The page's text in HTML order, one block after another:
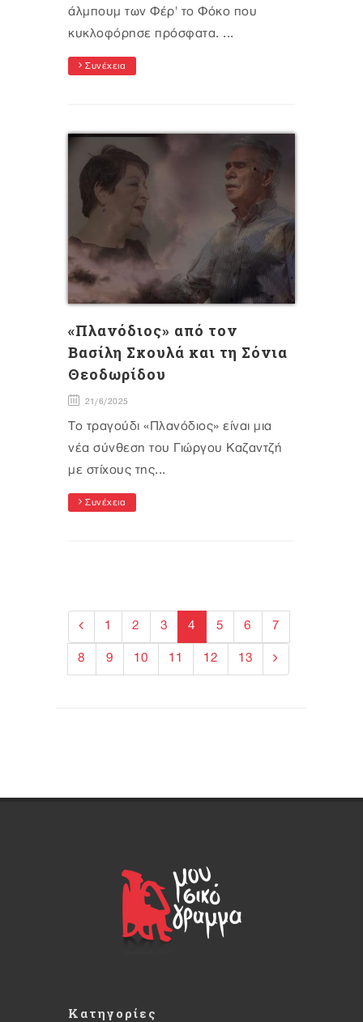
άλμπουμ των Φέρ' το Φόκο που
κυκλοφόρησε πρόσφατα. ...
Συνέχεια
«Πλανόδιος» από τον
Βασίλη Σκουλά και τη Σόνια
Θεοδωρίδου
21/6/2025
Το τραγούδι «Πλανόδιος» είναι μια
νέα σύνθεση του Γιώργου Καζαντζή
με στίχους της...
Συνέχεια
1 2 3 4 5 6 7
8 9 10 11 12 13
Κατηγορίες